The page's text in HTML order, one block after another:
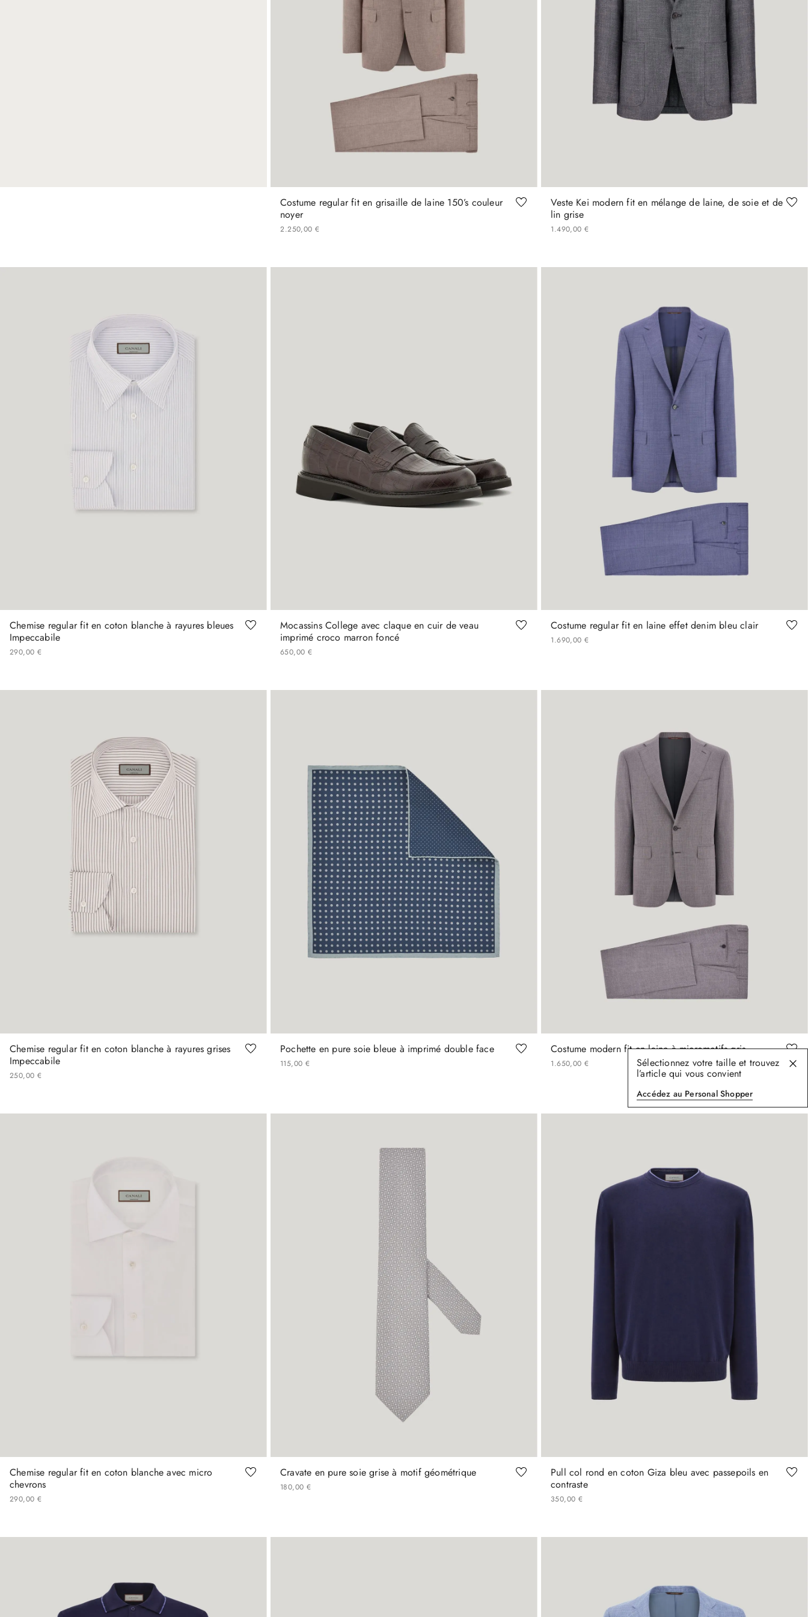
Costume regular fit en grisaille de laine 150’s couleur
noyer
2 250,00 €
Veste Kei modern fit en mélange de laine, de soie et de
lin grise
1 490,00 €
Chemise regular fit en coton blanche à rayures bleues
Impeccabile
290,00 €
Mocassins College avec claque en cuir de veau
imprimé croco marron foncé
650,00 €
Costume regular fit en laine effet denim bleu clair
1 690,00 €
Chemise regular fit en coton blanche à rayures grises
Impeccabile
250,00 €
Pochette en pure soie bleue à imprimé double face
115,00 €
Costume modern fit en laine à micromotifs gris
1 650,00 €
Chemise regular fit en coton blanche avec micro
chevrons
290,00 €
Cravate en pure soie grise à motif géométrique
180,00 €
Pull col rond en coton Giza bleu avec passepoils en
contraste
350,00 €
Sélectionnez votre taille et trouvez
l’article qui vous convient
Accédez au Personal Shopper